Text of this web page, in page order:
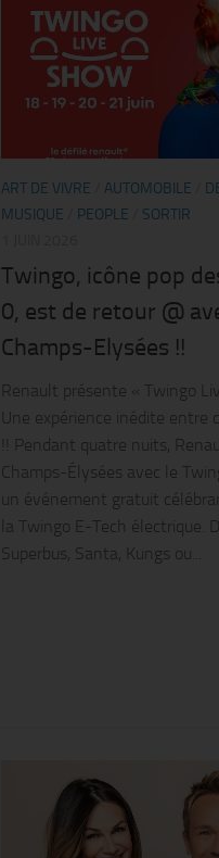
ART DE VIVRE AUTOMOBILE
MUSIQUE
PEOPLE
SORTIR
Twingo, icône pop
0, est de retour @
Champs-Elysées !!
Renault présente « Twingo
Une expérience inédite entre
!! Pendant quatre nuits,
Champs-Élysées avec le
un événement gratuit
la Twingo E-Tech électrique.
Superbus, Santa, Kungs ou...